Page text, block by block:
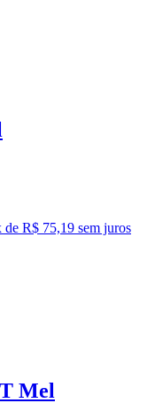
de R$ 75,19 sem juros
Mel